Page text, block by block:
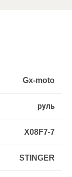
Gx-moto
руль
X08F7-7
STINGER